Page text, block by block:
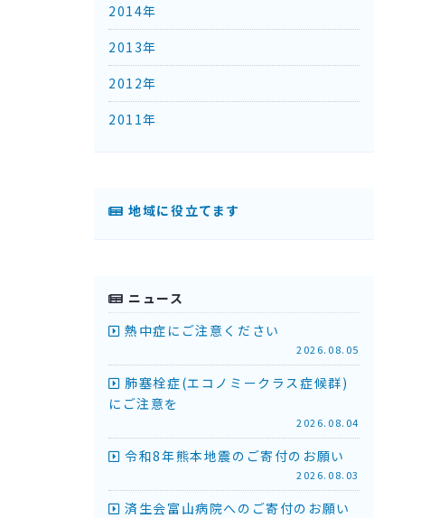
2014年
2013年
2012年
2011年
地域に役立てます
ニュース
熱中症にご注意ください
2026.08.05
肺塞栓症(エコノミークラス症候群)
にご注意を
2026.08.04
令和8年熊本地震のご寄付のお願い
2026.08.03
済生会富山病院へのご寄付のお願い